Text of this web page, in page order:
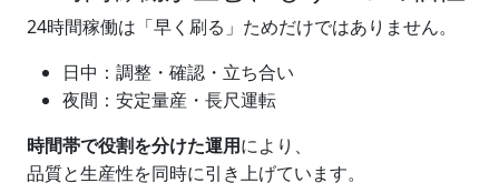
24時間稼働は「早く刷る」ためだけではありません。
日中：調整・確認・立ち合い
夜間：安定量産・長尺運転
時間帯で役割を分けた運用により、
品質と生産性を同時に引き上げています。